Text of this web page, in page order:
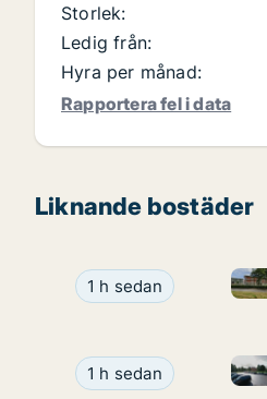
Storlek:
Ledig från:
Hyra per månad:
Rapportera fel i data
Liknande bostäder
Ca. 25 m2 lägenhet
1 h sedan Ca.
Ca. 25 m2 lägenhet
1 h sedan Ca.